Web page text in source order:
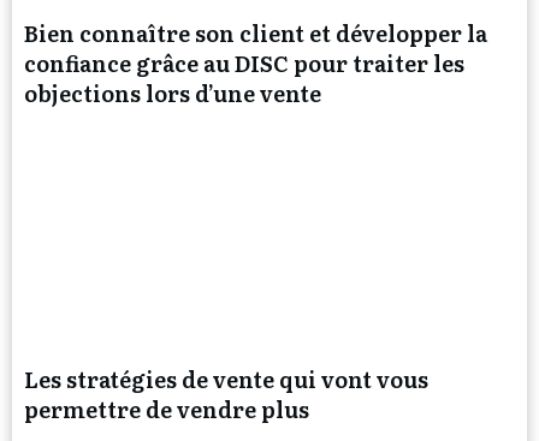
Bien connaître son client et développer la
confiance grâce au DISC pour traiter les
objections lors d’une vente
Les stratégies de vente qui vont vous
permettre de vendre plus